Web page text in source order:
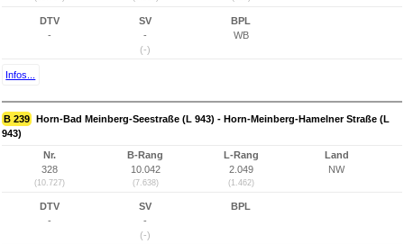
DTV
-
SV
-
(-)
BPL
WB
Infos...
B 239 Horn-Bad Meinberg-Seestraße (L 943) - Horn-Meinberg-Hamelner Straße (L
943)
Nr.
328
(10.727)
B-Rang
10.042
(7.638)
L-Rang
2.049
(1.462)
Land
NW
DTV
-
SV
-
(-)
BPL